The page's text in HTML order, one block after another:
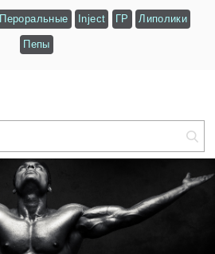
Пероральные Inject ГР Липолики
Пепы